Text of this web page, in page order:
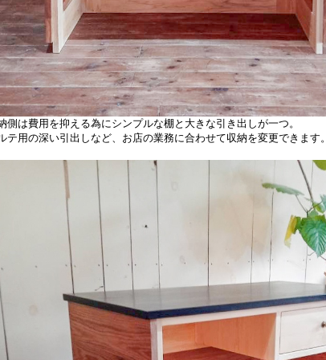
側は費用を抑える為にシンプルな棚と大きな引き出しが一つ。
テ用の深い引出しなど、お店の業務に合わせて収納を変更できます。